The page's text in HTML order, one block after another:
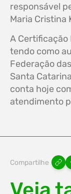
responsável
Maria Cristina
A Certificação
tendo como
Federação
Santa
conta hoje
atendimento
Compartilhe